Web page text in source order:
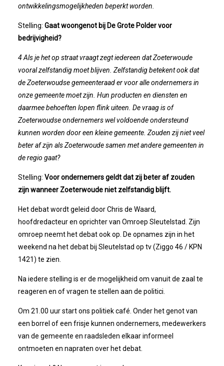
Eerste Zoeterwoudse
Ledendag 2022: Nieuw Begin
ALV 2022 - Notulen
Oplichters Benaderen OVZ
Privé Adressen
Kascontrole
Flessenpost
Subsidie Van Economie071
UBO-Register (!!)
Netwerkontbijt Rijneke Boulevard
Eerste Meet & Greet Druk Bezocht
Save The Date(s)
ontwikkelingsmogelijkheden beperkt worden.
Stelling: Gaat woongenot bij De Grote Polder voor
bedrijvigheid?
4 Als je het op straat vraagt zegt iedereen dat Zoeterwoude
vooral zelfstandig moet blijven. Zelfstandig betekent ook dat
de Zoeterwoudse gemeenteraad er voor alle ondernemers in
onze gemeente moet zijn. Hun producten en diensten en
daarmee behoeften lopen flink uiteen. De vraag is of
Zoeterwoudse ondernemers wel voldoende ondersteund
kunnen worden door een kleine gemeente. Zouden zij niet veel
beter af zijn als Zoeterwoude samen met andere gemeenten in
de regio gaat?
Stelling: Voor ondernemers geldt dat zij beter af zouden
zijn wanneer Zoeterwoude niet zelfstandig blijft.
Het debat wordt geleid door Chris de Waard,
hoofdredacteur en oprichter van Omroep Sleutelstad. Zijn
omroep neemt het debat ook op. De opnames zijn in het
weekend na het debat bij Sleutelstad op tv (Ziggo 46 / KPN
1421) te zien.
Na iedere stelling is er de mogelijkheid om vanuit de zaal te
reageren en of vragen te stellen aan de politici.
Om 21.00 uur start ons politiek café. Onder het genot van
een borrel of een frisje kunnen ondernemers, medewerkers
van de gemeente en raadsleden elkaar informeel
ontmoeten en napraten over het debat.